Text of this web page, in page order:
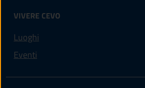
VIVERE CEVO
Luoghi
Eventi